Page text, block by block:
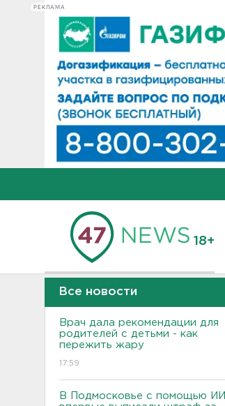
РЕКЛАМА
18+
Все новости
Врач дала рекомендации для
родителей с детьми - как
пережить жару
17:59
В Подмосковье с помощью ИИ